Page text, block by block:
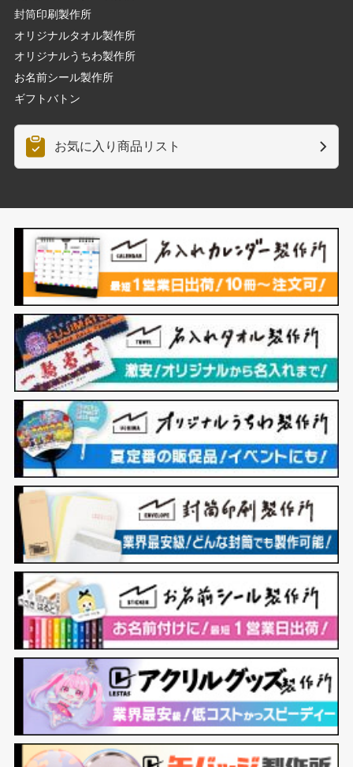
封筒印刷製作所
オリジナルタオル製作所
オリジナルうちわ製作所
お名前シール製作所
ギフトバトン
お気に入り商品リスト